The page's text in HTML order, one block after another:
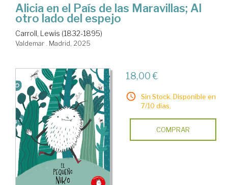
Alicia en el País de las Maravillas; Al
otro lado del espejo
Carroll, Lewis (1832-1895)
Valdemar . Madrid, 2025
18,00 €
Sin Stock. Disponible en
7/10 días.
COMPRAR